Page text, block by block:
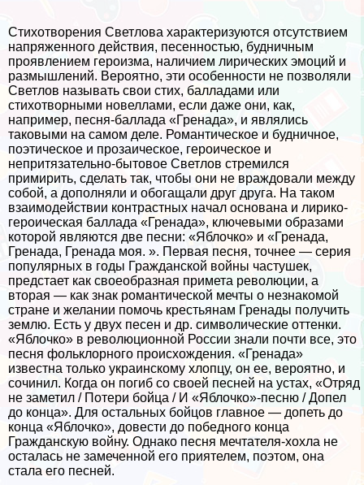
Стихотворения Светлова хаpaктеризуются отсутствием
напряженного действия, песенностью, будничным
проявлением героизма, наличием лирических эмоций и
размышлений. Вероятно, эти особенности не позволяли
Светлов называть свои стих, балладами или
стихотворными новеллами, если даже они, как,
например, песня-баллада «Гренада», и являлись
таковыми на самом деле. Романтическое и будничное,
поэтическое и прозаическое, героическое и
непритязательно-бытовое Светлов стремился
примирить, сделать так, чтобы они не враждовали между
собой, а дополняли и обогащали друг друга. На таком
взаимодействии контрастных начал основана и лирико-
героическая баллада «Гренада», ключевыми образами
которой являются две песни: «Яблочко» и «Гренада,
Гренада, Гренада моя. ». Первая песня, точнее — серия
популярных в годы Гражданской войны частушек,
предстает как своеобразная примета революции, а
вторая — как знак романтической мечты о незнакомой
стране и желании помочь крестьянам Гренады получить
землю. Есть у двух песен и др. символические оттенки.
«Яблочко» в революционной России знали почти все, это
песня фольклорного происхождения. «Гренада»
известна только украинскому хлопцу, он ее, вероятно, и
сочинил. Когда он погиб со своей песней на устах, «Отряд
не заметил / Потери бойца / И «Яблочко»-песню / Допел
до конца». Для остальных бойцов главное — допеть до
конца «Яблочко», довести до победного конца
Гражданскую войну. Однако песня мечтателя-хохла не
осталась не замеченной его приятелем, поэтом, она
стала его песней.